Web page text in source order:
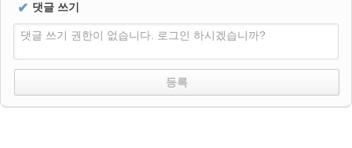
✔ 댓글 쓰기
댓글 쓰기 권한이 없습니다. 로그인 하시겠습니까?